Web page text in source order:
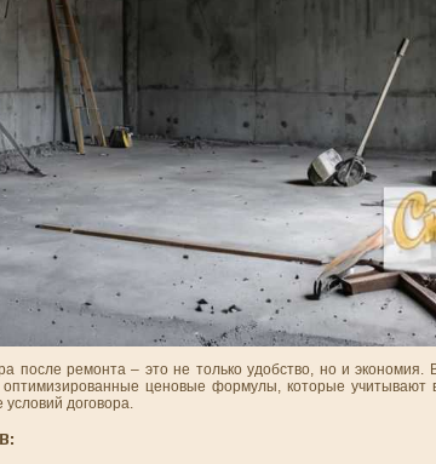
после ремонта – это не только удобство, но и экономия.
ценовые формулы, которые учитывают
договора.